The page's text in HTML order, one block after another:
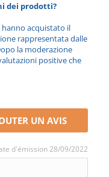
dei prodotti?
hanno acquistato il
rappresentata dalle
la moderazione
positive che
UN AVIS
d'émission 28/09/2022